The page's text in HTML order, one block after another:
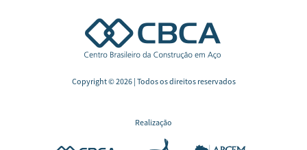
Copyright © 2026 | Todos os direitos reservados
Realização